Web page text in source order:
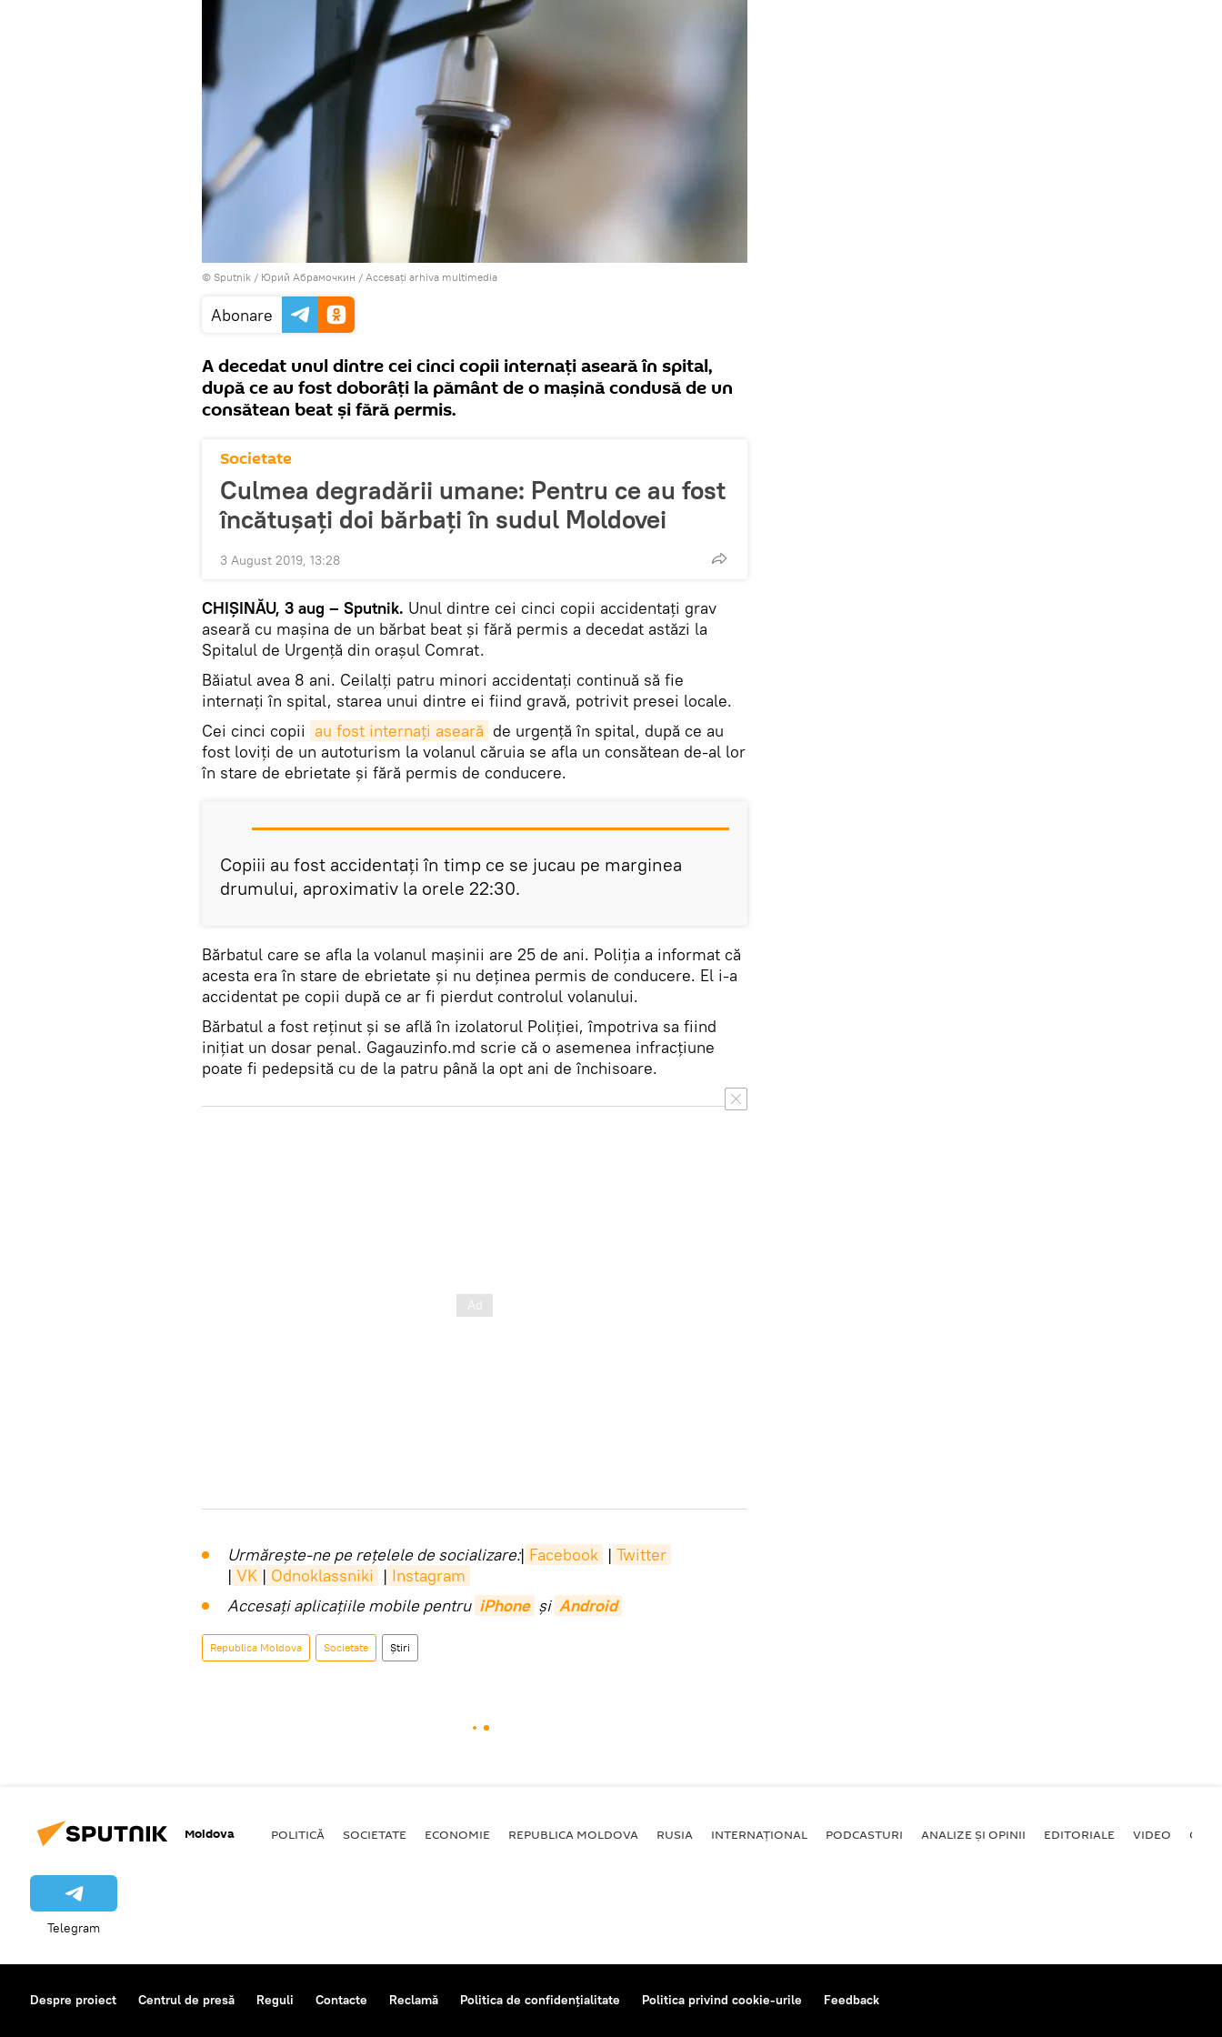
© Sputnik / Юрий Абрамочкин / Accesați arhiva multimedia
Abonare
A decedat unul dintre cei cinci copii internați aseară în spital,
după ce au fost doborâți la pământ de o mașină condusă de un
consătean beat și fără permis.
Societate
Culmea degradării umane: Pentru ce au fost
încătușați doi bărbați în sudul Moldovei
3 August 2019, 13:28
CHIȘINĂU, 3 aug – Sputnik. Unul dintre cei cinci copii accidentați grav
aseară cu mașina de un bărbat beat și fără permis a decedat astăzi la
Spitalul de Urgență din orașul Comrat.
Băiatul avea 8 ani. Ceilalți patru minori accidentați continuă să fie
internați în spital, starea unui dintre ei fiind gravă, potrivit presei locale.
Cei cinci copii au fost internați aseară de urgență în spital, după ce au
fost loviți de un autoturism la volanul căruia se afla un consătean de-al lor
în stare de ebrietate și fără permis de conducere.
Copiii au fost accidentați în timp ce se jucau pe marginea
drumului, aproximativ la orele 22:30.
Bărbatul care se afla la volanul mașinii are 25 de ani. Poliția a informat că
acesta era în stare de ebrietate și nu deținea permis de conducere. El i-a
accidentat pe copii după ce ar fi pierdut controlul volanului.
Bărbatul a fost reținut și se află în izolatorul Poliției, împotriva sa fiind
inițiat un dosar penal. Gagauzinfo.md scrie că o asemenea infracțiune
poate fi pedepsită cu de la patru până la opt ani de închisoare.
Urmărește-ne pe rețelele de socializare:| Facebook | Twitter
| VK | Odnoklassniki | Instagram
Accesaţi aplicaţiile mobile pentru iPhone și Android
Republica Moldova Societate Știri
Moldova POLITICĂ SOCIETATE ECONOMIE REPUBLICA MOLDOVA RUSIA INTERNAȚIONAL PODCASTURI ANALIZE ȘI OPINII EDITORIALE VIDEO
Telegram
Despre proiect Centrul de presă Reguli Contacte Reclamă Politica de confidențialitate Politica privind cookie-urile Feedback